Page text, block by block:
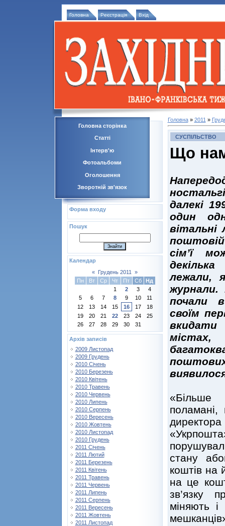
Головна Реєстрація Вхід
Головна сторінка
Статті
Інтерв'ю
Фотоальбоми
Оголошення
Зворотній зв'язок
Форма входу
Пошук
Календар
« Грудень 2011
»
Пн
Вт Ср Чт Пт Сб
Нд
1
2 3
4
5
6 7 8 9 10
11
12
13 14 15 16 17
18
19
20 21 22 23 24
25
26
27 28 29 30 31
Архів записів
2009 Листопад
2009 Грудень
2010 Січень
2010 Березень
2010 Квітень
2010 Травень
2010 Червень
2010 Липень
2010 Серпень
2010 Вересень
2010 Жовтень
2010 Листопад
2010 Грудень
2011 Січень
2011 Лютий
2011 Березень
2011 Квітень
2011 Травень
2011 Червень
2011 Липень
2011 Серпень
2011 Вересень
2011 Жовтень
2011 Листопад
Головна» 2011 »
СУСПІЛЬСТВО
Що
далекі
один
вітальні
поштовій
сім’ї
лежали,
журнали.
почали
своїм
«Більше
поламані,
стану
коштів на
на це
зв’язку
міняють